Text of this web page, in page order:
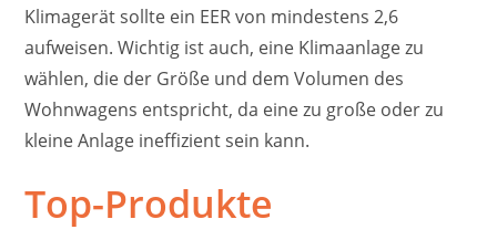
Klimagerät sollte ein EER von mindestens 2,6
aufweisen. Wichtig ist auch, eine Klimaanlage zu
wählen, die der Größe und dem Volumen des
Wohnwagens entspricht, da eine zu große oder zu
kleine Anlage ineffizient sein kann.
Top-Produkte